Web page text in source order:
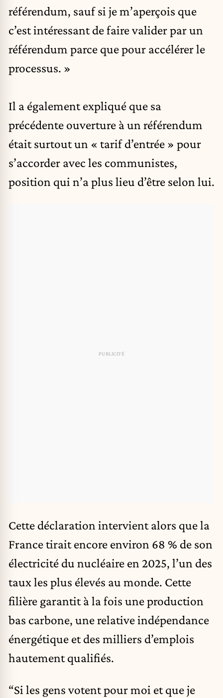
référendum, sauf si je m’aperçois que
c’est intéressant de faire valider par un
référendum parce que pour accélérer le
processus. »
Il a également expliqué que sa
précédente ouverture à un référendum
était surtout un « tarif d’entrée » pour
s’accorder avec les communistes,
position qui n’a plus lieu d’être selon lui.
Cette déclaration intervient alors que la
France tirait encore environ 68 % de son
électricité du nucléaire en 2025, l’un des
taux les plus élevés au monde. Cette
filière garantit à la fois une production
bas carbone, une relative indépendance
énergétique et des milliers d’emplois
hautement qualifiés.
“Si les gens votent pour moi et que je